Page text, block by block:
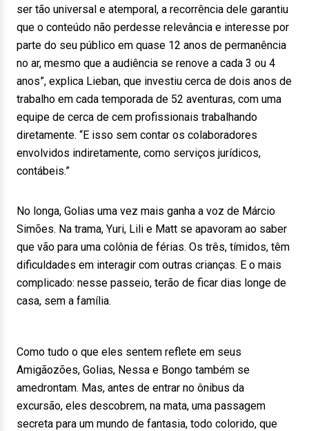
ser tão universal e atemporal, a recorrência dele garantiu
que o conteúdo não perdesse relevância e interesse por
parte do seu público em quase 12 anos de permanência
no ar, mesmo que a audiência se renove a cada 3 ou 4
anos”, explica Lieban, que investiu cerca de dois anos de
trabalho em cada temporada de 52 aventuras, com uma
equipe de cerca de cem profissionais trabalhando
diretamente. “E isso sem contar os colaboradores
envolvidos indiretamente, como serviços jurídicos,
contábeis.”
No longa, Golias uma vez mais ganha a voz de Márcio
Simões. Na trama, Yuri, Lili e Matt se apavoram ao saber
que vão para uma colônia de férias. Os três, tímidos, têm
dificuldades em interagir com outras crianças. E o mais
complicado: nesse passeio, terão de ficar dias longe de
casa, sem a família.
Como tudo o que eles sentem reflete em seus
Amigãozões, Golias, Nessa e Bongo também se
amedrontam. Mas, antes de entrar no ônibus da
excursão, eles descobrem, na mata, uma passagem
secreta para um mundo de fantasia, todo colorido, que